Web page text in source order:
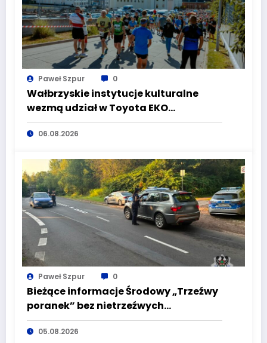
Paweł Szpur 0
Wałbrzyskie instytucje kulturalne
wezmą udział w Toyota EKO
Półmaraton Wałbrzych
06.08.2026
Paweł Szpur 0
Bieżące informacje Środowy „Trzeźwy
poranek” bez nietrzeźwych
kierujących! To cieszy!
05.08.2026